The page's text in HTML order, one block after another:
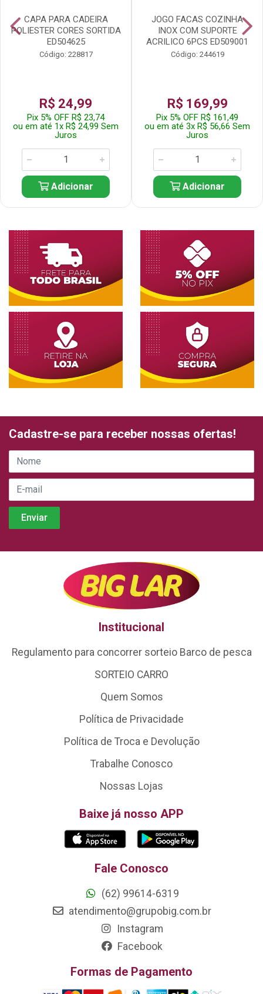
CAPA PARA CADEIRA
POLIESTER CORES SORTIDA
ED504625
Código: 228817
R$ 24,99
Pix 5% OFF R$ 23,74
ou em até 1x R$ 24,99 Sem
Juros
Adicionar
JOGO FACAS COZINHA
INOX COM SUPORTE
ACRILICO 6PCS ED509001
Código: 244619
R$ 169,99
Pix 5% OFF R$ 161,49
ou em até 3x R$ 56,66 Sem
Juros
Adicionar
Cadastre-se para receber nossas ofertas!
Institucional
Regulamento para concorrer sorteio Barco de pesca
SORTEIO CARRO
Quem Somos
Política de Privacidade
Política de Troca e Devolução
Trabalhe Conosco
Nossas Lojas
Baixe já nosso APP
Fale Conosco
(62) 99614-6319
atendimento@grupobig.com.br
Instagram
Facebook
Formas de Pagamento